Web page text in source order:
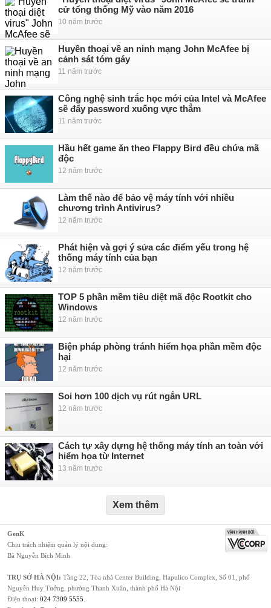
cử tổng thống Mỹ vào năm 2016
10 năm trước
Huyền thoại về an ninh mạng John McAfee bị
cảnh sát tóm gáy
11 năm trước
Công nghệ sinh trắc học mới của Intel và McAfee
sẽ đẩy password xuống vực thẳm
11 năm trước
Hầu hết game ăn theo Flappy Bird đều chứa mã
độc
12 năm trước
Làm thế nào để bảo vệ máy tính với nhiều
chương trình Antivirus?
12 năm trước
Phát hiện và gợi ý sửa các điểm yếu trong hệ
thống máy tính của bạn
12 năm trước
TOP 5 phần mềm tiêu diệt mã độc Rootkit cho
Windows
12 năm trước
Biện pháp phòng tránh hiểm họa phần mềm độc
hại
12 năm trước
Soi hơn 100 dịch vụ rút ngắn URL
12 năm trước
Cách tự xây dựng hệ thống máy tính an toàn với
hiểm họa từ Internet
13 năm trước
Xem thêm
GenK
Chịu trách nhiệm quản lý nội dung:
Bà Nguyễn Bích Minh
TRỤ SỞ HÀ NỘI: Tầng 22, Tòa nhà Center Building, Hapulico Complex, Số 01, phố
Nguyễn Huy Tưởng, phường Thanh Xuân, thành phố Hà Nội
Điện thoại: 024 7309 5555